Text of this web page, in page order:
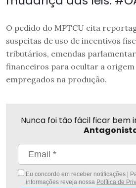
O pedido do MPTCU cita
suspeitas de uso de incentivos
tributários, emendas
financeiros para ocultar a
empregados na produção.
Nunca foi tão fácil ficar bem
Eu concordo em receber notificações |
informações reveja nossa Política de